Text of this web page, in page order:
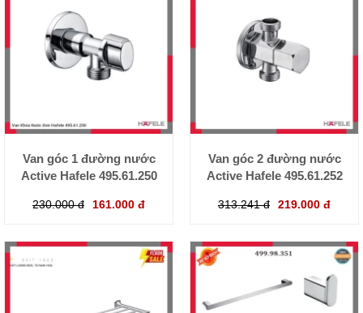
Van góc 1 đường nước
Active Hafele 495.61.250
230.000 đ 161.000 đ
Van góc 2 đường nước
Active Hafele 495.61.252
313.241 đ 219.000 đ